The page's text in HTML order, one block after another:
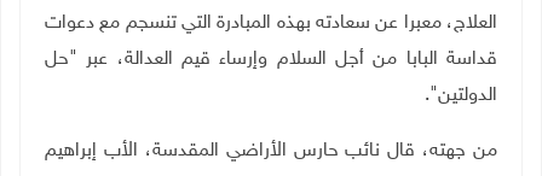
العلاج، معبرا عن سعادته بهذه المبادرة التي تنسجم مع دعوات
قداسة البابا من أجل السلام وإرساء قيم العدالة، عبر "حل
الدولتين".
من جهته، قال نائب حارس الأراضي المقدسة، الأب إبراهيم